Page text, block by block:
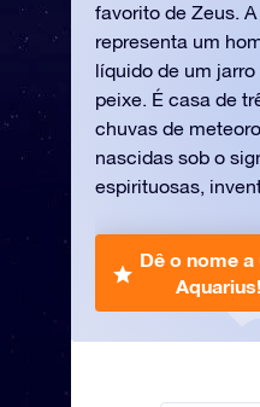
favorito de Zeus.
representa um
líquido de um
peixe. É casa de
chuvas de
nascidas sob o
espirituosas,
Dê o nome
Aquarius!